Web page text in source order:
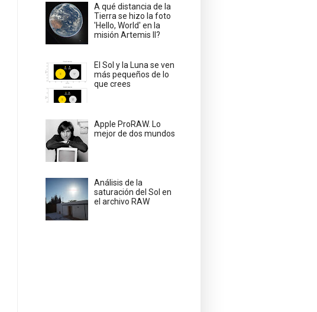
A qué distancia de la
Tierra se hizo la foto
'Hello, World' en la
misión Artemis II?
El Sol y la Luna se ven
más pequeños de lo
que crees
Apple ProRAW. Lo
mejor de dos mundos
Análisis de la
saturación del Sol en
el archivo RAW